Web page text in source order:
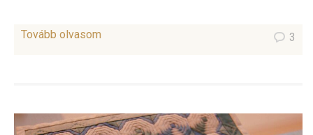
Tovább olvasom 3